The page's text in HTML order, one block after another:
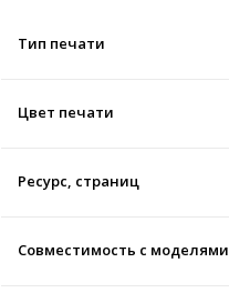
Тип печати
Цвет печати
Ресурс, страниц
Совместимость с моделями